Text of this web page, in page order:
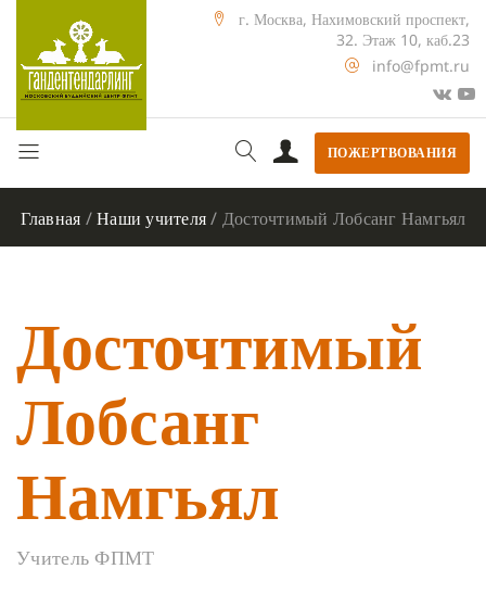
г. Москва, Нахимовский проспект,
32. Этаж 10, каб.23
info@fpmt.ru
ПОЖЕРТВОВАНИЯ
Главная /Наши учителя/ Досточтимый Лобсанг Намгьял
Досточтимый
Лобсанг
Намгьял
Учитель ФПМТ